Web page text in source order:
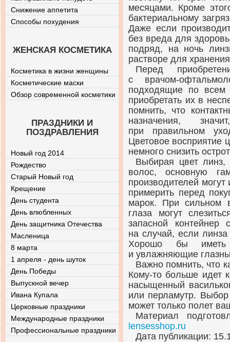
месяцами. Кроме
бактериальному
Даже если
без вреда для
подряд, на ночь
растворе для
Перед
с врачом-
подходящие по всем
приобретать их в
помнить, что
назначения,
при правильном
Цветовое восприятие
немного снизить
Выбирая цвет линз,
волос, основную
производителей
примерить перед
марок. При сильном
глаза могут
запасной контейнер
на случай, если
Хорошо бы
и увлажняющие
Важно помнить, что
Кому-то больше идет
насыщенный
или перламутр. Выбор
может только полет
Материал
lensesshop.ru
Дата публикации:
Снижение аппетита
Способы похудения
ЖЕНСКАЯ КОСМЕТИКА
Косметика в жизни женщины
Косметические маски
Обзор современной косметики
ПРАЗДНИКИ И
ПОЗДРАВЛЕНИЯ
Новый год 2014
Рождество
Старый Новый год
Крещение
День студента
День влюбленных
День защитника Отечества
Масленица
8 марта
1 апреля - день шуток
День Победы
Выпускной вечер
Ивана Купала
Церковные праздники
Международные праздники
Профессиональные праздники